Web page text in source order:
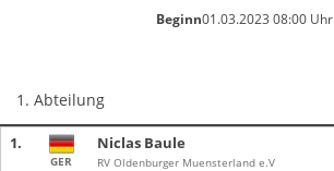
Beginn01.03.2023 08:00 Uhr
1. Abteilung
1.
GER
Niclas Baule
RV Oldenburger Muensterland e.V